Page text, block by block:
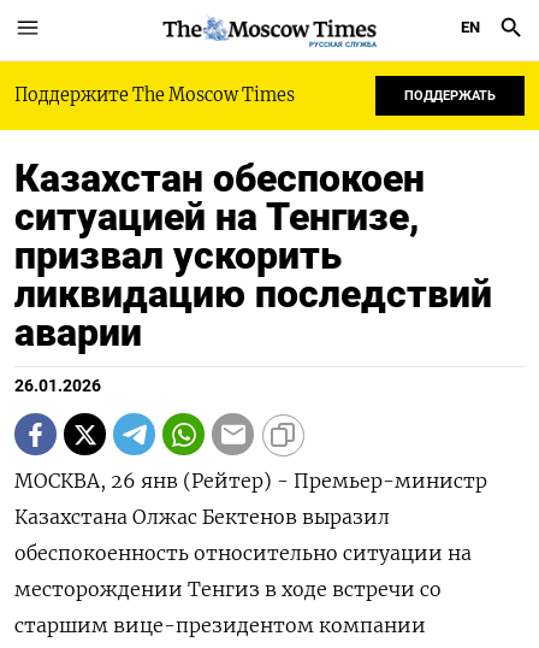
РУССКАЯ СЛУЖБА
EN
Поддержите The Moscow Times ПОДДЕРЖАТЬ
Казахстан обеспокоен
ситуацией на Тенгизе,
призвал ускорить
ликвидацию последствий
аварии
26.01.2026
МОСКВА, 26 янв (Рейтер) - Премьер-министр
Казахстана Олжас Бектенов выразил
⁠обеспокоенность относительно ситуации на
месторождении Тенгиз в ходе встречи со
⁠старшим вице-​президентом компании